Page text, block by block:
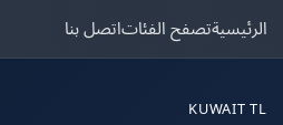
تصفح الفئاتاتصل بنا